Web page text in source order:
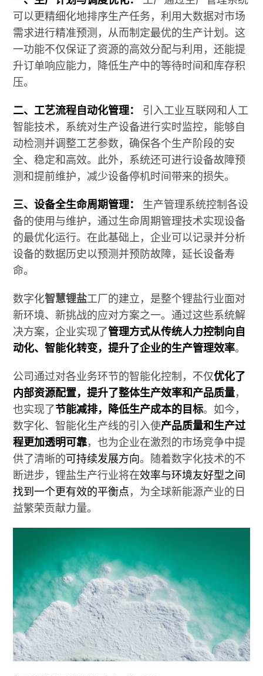
可以更精细化地排序生产任务，利用大数据对市场
需求进行精准预测，从而制定最优的生产计划。这
一功能不仅保证了资源的高效分配与利用，还能提
升订单响应能力，降低生产中的等待时间和库存积
压。
二、工艺流程自动化管理：
引入工业互联网和人工
智能技术，系统对生产设备进行实时监控，能够自
动检测并调整工艺参数，确保各个生产阶段的安
全、稳定和高效。此外，系统还可进行设备故障预
测和提前维护，减少设备停机时间带来的损失。
三、设备全生命周期管理：
生产管理系统控制各设
备的使用与维护，通过生命周期管理技术实现设备
的最优化运行。在此基础上，企业可以记录并分析
设备的数据历史以预测并预防故障，延长设备寿
命。
数字化智慧锂盐工厂的建立，是整个锂盐行业面对
新环境、新挑战的应对方案之一。通过这些系统解
决方案，企业实现了管理方式从传统人力控制向自
动化、智能化转变，提升了企业的生产管理效率。
公司通过对各业务环节的智能化控制，不仅优化了
内部资源配置，提升了整体生产效率和产品质量，
也实现了节能减排，降低生产成本的目标。如今，
数字化、智能化生产线的引入使产品质量和生产过
程更加透明可靠，也为企业在激烈的市场竞争中提
供了清晰的可持续发展方向。随着数字化技术的不
断进步，锂盐生产行业将在效率与环境友好型之间
找到一个更有效的平衡点，为全球新能源产业的日
益繁荣贡献力量。